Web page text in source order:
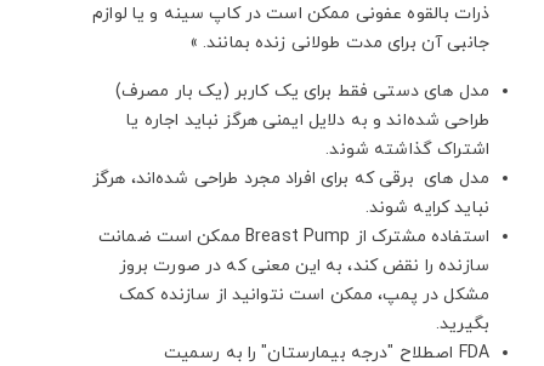
ذرات بالقوه عفونی ممکن است در کاپ سینه و یا لوازم
جانبی آن برای مدت طولانی زنده بمانند. »
مدل های دستی فقط برای یک کاربر (یک بار مصرف)
طراحی شده‌اند و به دلایل ایمنی هرگز نباید اجاره یا
اشتراک گذاشته شوند.
مدل های برقی که برای افراد مجرد طراحی شده‌اند، هرگز
نباید کرایه شوند.
استفاده مشترک از Breast Pump ممکن است ضمانت
سازنده را نقض کند، به این معنی که در صورت بروز
مشکل در پمپ، ممکن است نتوانید از سازنده کمک
بگیرید.
FDA اصطلاح "درجه بیمارستان" را به رسمیت